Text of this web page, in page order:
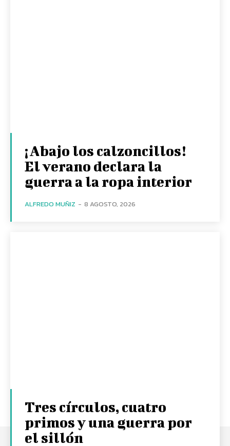
¡Abajo los calzoncillos!
El verano declara la
guerra a la ropa interior
ALFREDO MUÑIZ - 8 AGOSTO, 2026
Tres círculos, cuatro
primos y una guerra por
el sillón